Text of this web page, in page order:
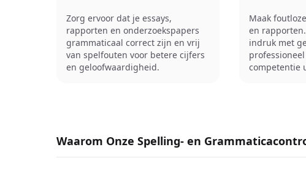
Zorg ervoor dat je essays,
rapporten en onderzoekspapers
grammaticaal correct zijn en vrij
van spelfouten voor betere cijfers
en geloofwaardigheid.
Maak
en
indruk met
competentie
Waarom Onze Spelling- en